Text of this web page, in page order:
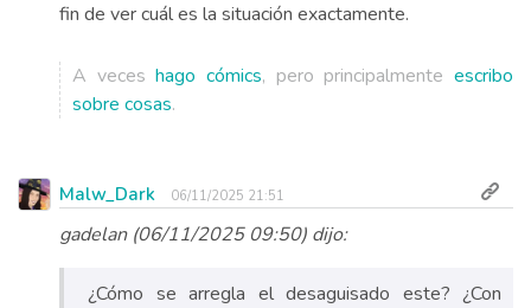
fin de ver cuál es la situación exactamente.
A veceshago cómics, pero principalmenteescribo
sobre cosas.
Malw_Dark 06/11/2025 21:51
gadelan (06/11/2025 09:50) dijo:
¿Cómo se arregla el desaguisado este? ¿Con